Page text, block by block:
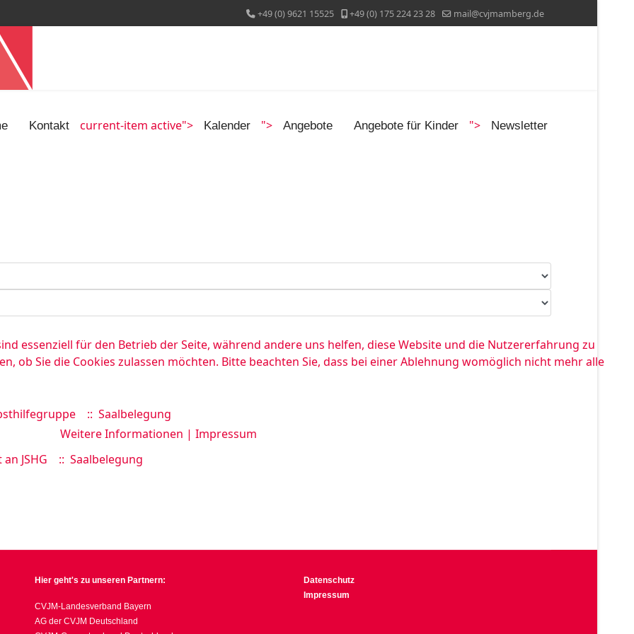
+49 (0) 9621 15525 +49 (0) 175 224 23 28 mail@cvjmamberg.de
Kontakt current-item active"> Kalender "> Angebote Angebote für Kinder "> Newsletter
:: Saalbelegung
JSHG :: Saalbelegung
Hier geht's zu unseren Partnern:
CVJM-Landesverband Bayern
AG der CVJM Deutschland
Datenschutz
Impressum
essenziell für den Betrieb der Seite, während andere uns helfen, diese Website und die Nutzererfahrung zu
ob Sie die Cookies zulassen möchten. Bitte beachten Sie, dass bei einer Ablehnung womöglich nicht mehr alle
Weitere Informationen | Impressum